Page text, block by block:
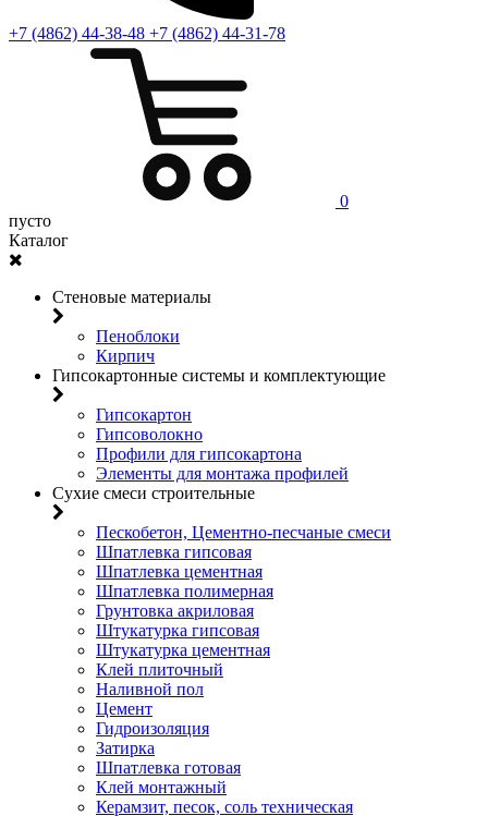
+7 (4862) 44-38-48 +7 (4862) 44-31-78
0
пусто
Каталог
Стеновые материалы
Пеноблоки
Кирпич
Гипсокартонные системы и комплектующие
Гипсокартон
Гипсоволокно
Профили для гипсокартона
Элементы для монтажа профилей
Сухие смеси строительные
Пескобетон, Цементно-песчаные смеси
Шпатлевка гипсовая
Шпатлевка цементная
Шпатлевка полимерная
Грунтовка акриловая
Штукатурка гипсовая
Штукатурка цементная
Клей плиточный
Наливной пол
Цемент
Гидроизоляция
Затирка
Шпатлевка готовая
Клей монтажный
Керамзит, песок, соль техническая